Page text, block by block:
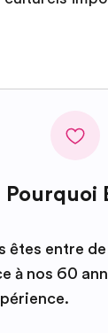
Pourquoi
êtes entre
à nos 60